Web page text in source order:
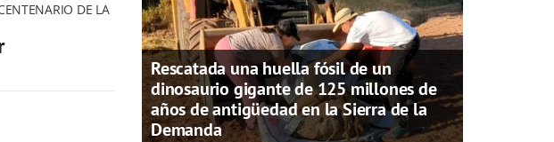
DE LA
Rescatada una huella fósil de un
dinosaurio gigante de 125 millones de
años de antigüedad en la Sierra de la
Demanda